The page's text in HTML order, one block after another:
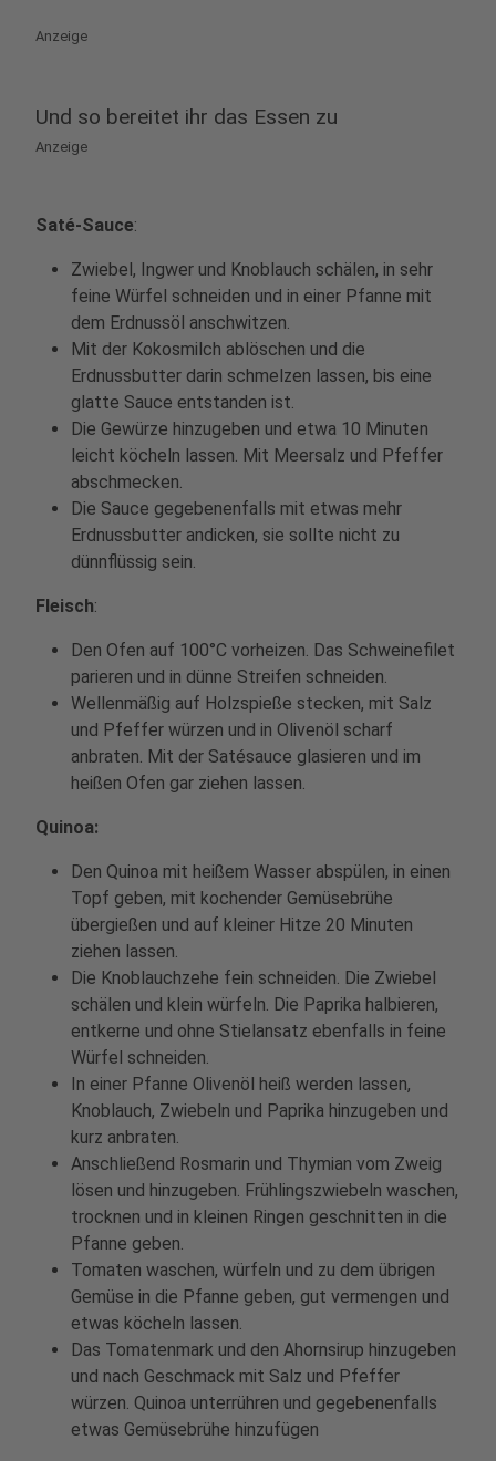
Anzeige
Und so bereitet ihr das Essen zu
Anzeige
Saté-Sauce:
Zwiebel, Ingwer und Knoblauch schälen, in sehr
feine Würfel schneiden und in einer Pfanne mit
dem Erdnussöl anschwitzen.
Mit der Kokosmilch ablöschen und die
Erdnussbutter darin schmelzen lassen, bis eine
glatte Sauce entstanden ist.
Die Gewürze hinzugeben und etwa 10 Minuten
leicht köcheln lassen. Mit Meersalz und Pfeffer
abschmecken.
Die Sauce gegebenenfalls mit etwas mehr
Erdnussbutter andicken, sie sollte nicht zu
dünnflüssig sein.
Fleisch:
Den Ofen auf 100°C vorheizen. Das Schweinefilet
parieren und in dünne Streifen schneiden.
Wellenmäßig auf Holzspieße stecken, mit Salz
und Pfeffer würzen und in Olivenöl scharf
anbraten. Mit der Satésauce glasieren und im
heißen Ofen gar ziehen lassen.
Quinoa:
Den Quinoa mit heißem Wasser abspülen, in einen
Topf geben, mit kochender Gemüsebrühe
übergießen und auf kleiner Hitze 20 Minuten
ziehen lassen.
Die Knoblauchzehe fein schneiden. Die Zwiebel
schälen und klein würfeln. Die Paprika halbieren,
entkerne und ohne Stielansatz ebenfalls in feine
Würfel schneiden.
In einer Pfanne Olivenöl heiß werden lassen,
Knoblauch, Zwiebeln und Paprika hinzugeben und
kurz anbraten.
Anschließend Rosmarin und Thymian vom Zweig
lösen und hinzugeben. Frühlingszwiebeln waschen,
trocknen und in kleinen Ringen geschnitten in die
Pfanne geben.
Tomaten waschen, würfeln und zu dem übrigen
Gemüse in die Pfanne geben, gut vermengen und
etwas köcheln lassen.
Das Tomatenmark und den Ahornsirup hinzugeben
und nach Geschmack mit Salz und Pfeffer
würzen. Quinoa unterrühren und gegebenenfalls
etwas Gemüsebrühe hinzufügen